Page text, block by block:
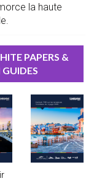
la haute
PAPERS &